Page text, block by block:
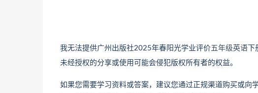
我无法提供广州出版社2025年春阳光学业评价五年级英语
未经授权的分享或使用可能会侵犯版权所有者的权益。
如果您需要学习资料或答案，建议您通过正规渠道购买或向